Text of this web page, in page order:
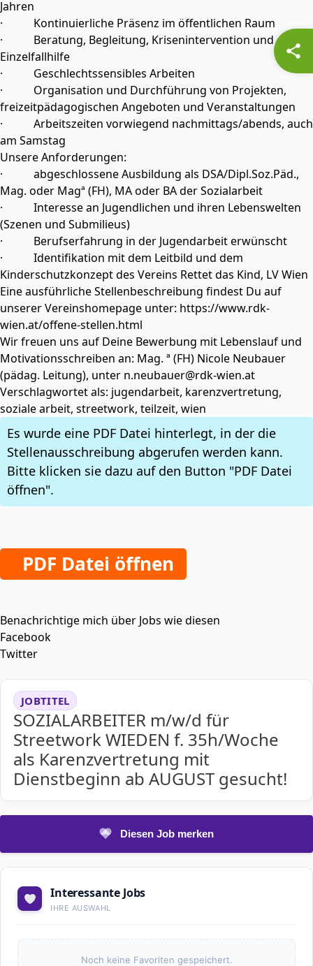
Jahren
· Kontinuierliche Präsenz im öffentlichen Raum
· Beratung, Begleitung, Krisenintervention und
Einzelfallhilfe
· Geschlechtssensibles Arbeiten
· Organisation und Durchführung von Projekten,
freizeitpädagogischen Angeboten und Veranstaltungen
· Arbeitszeiten vorwiegend nachmittags/abends, auch
am Samstag
Unsere Anforderungen:
· abgeschlossene Ausbildung als DSA/Dipl.Soz.Päd.,
Mag. oder Magª (FH), MA oder BA der Sozialarbeit
· Interesse an Jugendlichen und ihren Lebenswelten
(Szenen und Submilieus)
· Berufserfahrung in der Jugendarbeit erwünscht
· Identifikation mit dem Leitbild und dem
Kinderschutzkonzept des Vereins Rettet das Kind, LV Wien
Eine ausführliche Stellenbeschreibung findest Du auf
unserer Vereinshomepage unter: https://www.rdk-
wien.at/offene-stellen.html
Wir freuen uns auf Deine Bewerbung mit Lebenslauf und
Motivationsschreiben an: Mag. ª (FH) Nicole Neubauer
(pädag. Leitung), unter n.neubauer@rdk-wien.at
Verschlagwortet als: jugendarbeit, karenzvertretung,
soziale arbeit, streetwork, teilzeit, wien
Es wurde eine PDF Datei hinterlegt, in der die
Stellenausschreibung abgerufen werden kann.
Bitte klicken sie dazu auf den Button "PDF Datei
öffnen".
PDF Datei öffnen
Benachrichtige mich über Jobs wie diesen
Facebook
Twitter
JOBTITEL
SOZIALARBEITER m/w/d für
Streetwork WIEDEN f. 35h/Woche
als Karenzvertretung mit
Dienstbeginn ab AUGUST gesucht!
Diesen Job merken
Interessante Jobs
IHRE AUSWAHL
Noch keine Favoriten gespeichert.